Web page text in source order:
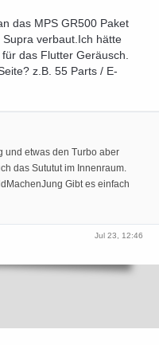
das MPS GR500 Paket
verbaut.Ich hätte
das Flutter Geräusch.
z.B. 55 Parts / E-
und etwas den Turbo aber
das Sututut im Innenraum.
Gibt es einfach
Jul 23, 12:46